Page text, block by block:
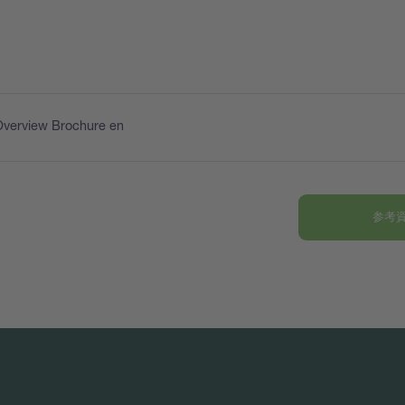
Brochure en
参考